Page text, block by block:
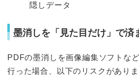
隠しデータ
墨消しを「見た目だけ」で済
PDFの墨消しを画像編集ソフトな
行った場合、以下のリスクがありま